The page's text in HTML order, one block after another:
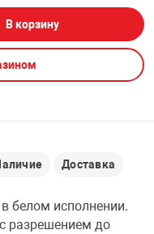
PCI АДАПТЕРЫ
USB
CD-DVD ДИСКИ
ЛЕНТА ДЛЯ
В корзину
Доставка
белом исполнении.
разрешением до